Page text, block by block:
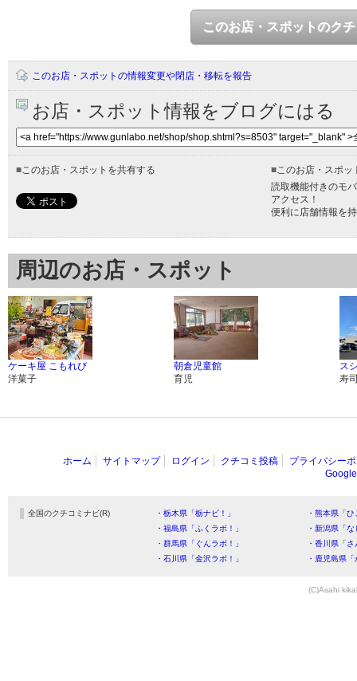
このお店・スポットのク
このお店・スポットの情報変更や閉店・移転を報告
お店・スポット情報をブログにはる
■このお店・スポットを共有する ■このお店・スポッ
読取機能付きのモ
アクセス！
便利に店舗情報を
周辺のお店・スポット
ケーキ屋 こもれび
洋菓子
朝倉児童館
育児
ス
寿
ホーム サイトマップ ログイン クチコミ投稿
プライバシー
全国のクチコミナビ(R) ・栃木県「栃ナビ！」
・熊本県「
・福島県「ふくラボ！」
・新潟県「
・群馬県「ぐんラボ！」
・香川県「
・石川県「金沢ラボ！」
・鹿児島県
(C)Asahi